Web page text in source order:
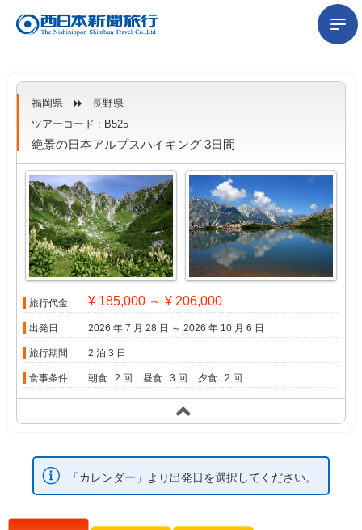
福岡県
長野県
ツアーコード : B525
絶景の日本アルプスハイキング 3日間
旅行代金 ¥ 185,000 ～ ¥ 206,000
出発日 2026 年 7 月 28 日 ～ 2026 年 10 月 6 日
旅行期間 2 泊 3 日
食事条件 朝食 : 2 回 昼食 : 3 回 夕食 : 2 回
「カレンダー」より出発日を選択してください。